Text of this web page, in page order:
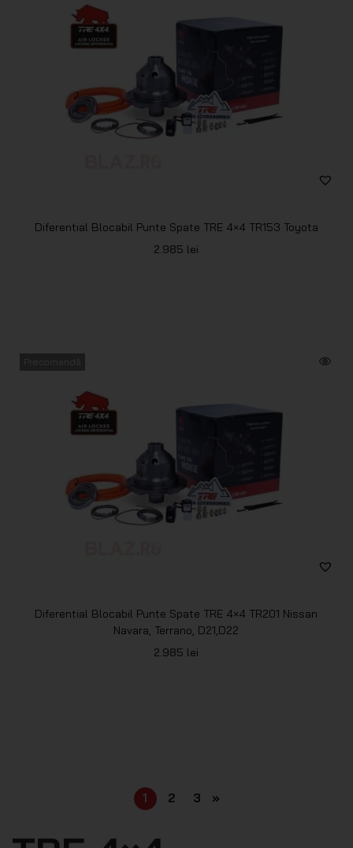
Diferential Blocabil Punte Spate TRE 4×4 TR153 Toyota
2.985 lei
Precomandă
Diferential Blocabil Punte Spate TRE 4×4 TR201 Nissan
Navara, Terrano, D21,D22
2.985 lei
1 2 3 »